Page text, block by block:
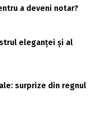
a deveni notar?
eleganței și al
surprize din regnul